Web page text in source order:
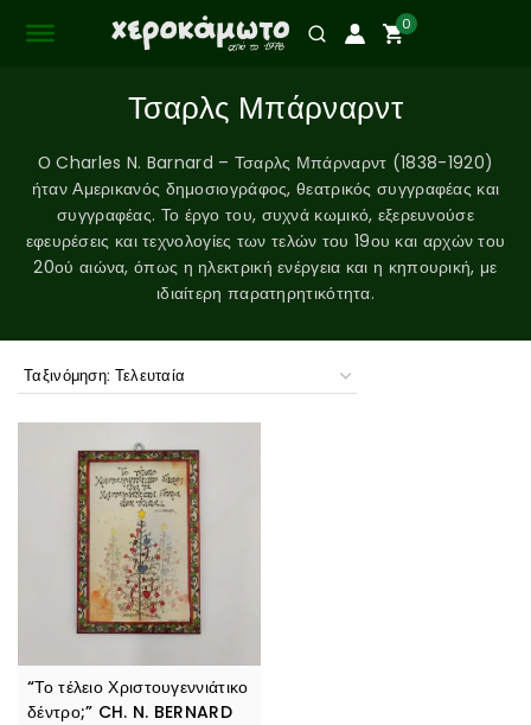
0
Τσαρλς Μπάρναρντ
Ο Charles N. Barnard – Τσαρλς Μπάρναρντ (1838-1920)
ήταν Αμερικανός δημοσιογράφος, θεατρικός συγγραφέας και
συγγραφέας. Το έργο του, συχνά κωμικό, εξερευνούσε
εφευρέσεις και τεχνολογίες των τελών του 19ου και αρχών του
20ού αιώνα, όπως η ηλεκτρική ενέργεια και η κηπουρική, με
ιδιαίτερη παρατηρητικότητα.
“Το τέλειο Χριστουγεννιάτικο
δέντρο;” CH. N. BERNARD